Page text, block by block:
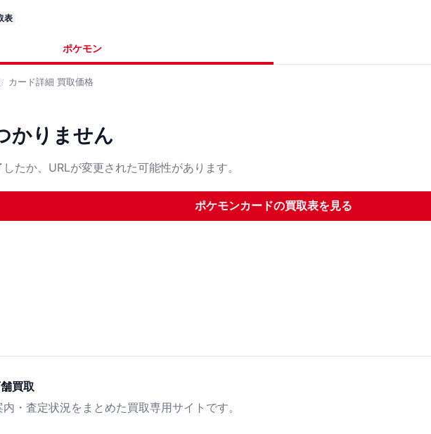
表
ポケモン
カード詳細 買取価格
かりません
たか、URLが変更された可能性があります。
ポケモンカードの買取表を見る
買取
・査定状況をまとめた買取専用サイトです。